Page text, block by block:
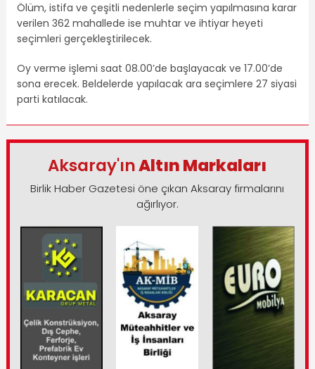
Ölüm, istifa ve çeşitli nedenlerle seçim yapılmasına karar
verilen 362 mahallede ise muhtar ve ihtiyar heyeti
seçimleri gerçekleştirilecek.
Oy verme işlemi saat 08.00’de başlayacak ve 17.00’de
sona erecek. Beldelerde yapılacak ara seçimlere 27 siyasi
parti katılacak.
Aksaray'ınAltın Markaları
Birlik Haber Gazetesi öne çıkan Aksaray firmalarını
ağırlıyor.